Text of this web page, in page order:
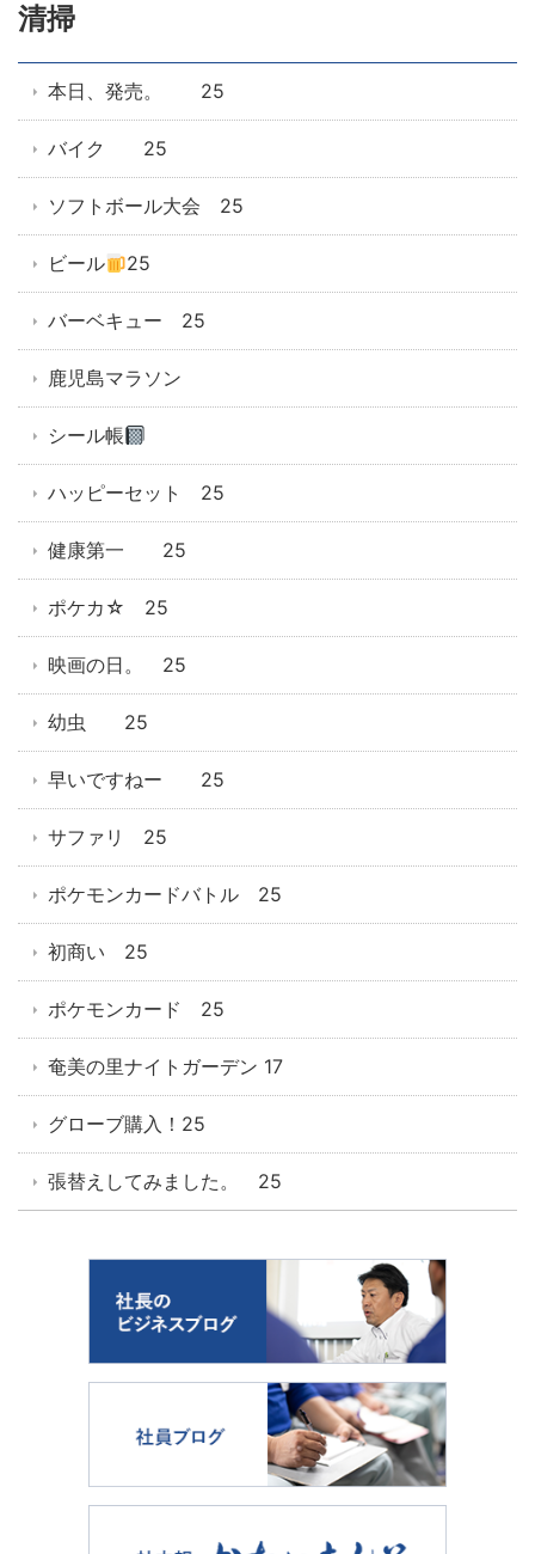
清掃
本日、発売。 25
バイク 25
ソフトボール大会 25
ビール 25
バーベキュー 25
鹿児島マラソン
シール帳
ハッピーセット 25
健康第一 25
ポケカ☆ 25
映画の日。 25
幼虫 25
早いですねー 25
サファリ 25
ポケモンカードバトル 25
初商い 25
ポケモンカード 25
奄美の里ナイトガーデン 17
グローブ購入！25
張替えしてみました。 25